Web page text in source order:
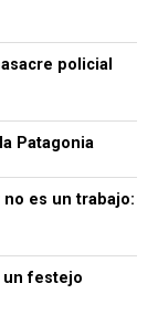
policial
Patagonia
no es un trabajo:
un festejo